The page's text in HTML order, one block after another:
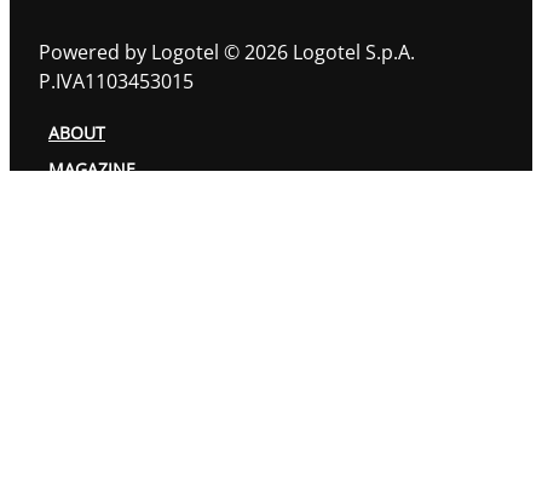
Powered by Logotel © 2026 Logotel S.p.A.
P.IVA1103453015
ABOUT
MAGAZINE